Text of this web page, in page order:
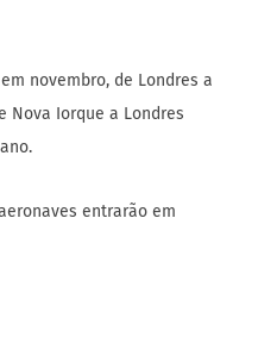
novembro, de Londres a
Nova Iorque a Londres
entrarão em